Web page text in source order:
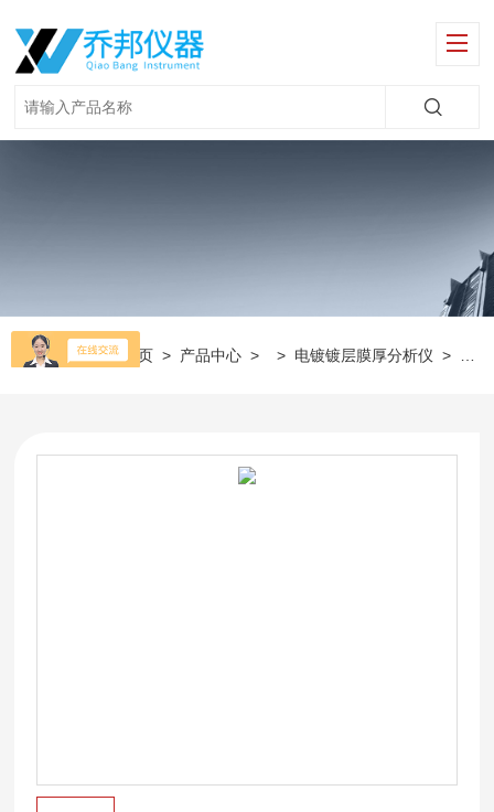
当前位置： 首页 > 产品中心 > > 电镀镀层膜厚分析仪 >